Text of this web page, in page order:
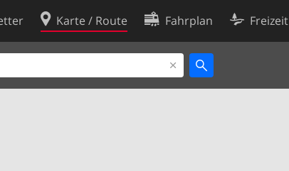
Karte / Route Fahrplan Freizeit
Cookie-Richtlinie
Cookie-Einstellungen